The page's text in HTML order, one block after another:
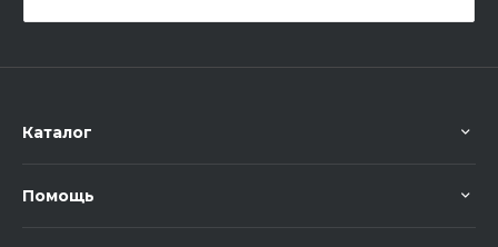
Каталог
Помощь